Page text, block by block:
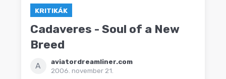
KRITIKÁK
Cadaveres - Soul of a New
Breed
A
aviatordreamliner.com
2006. november 21.